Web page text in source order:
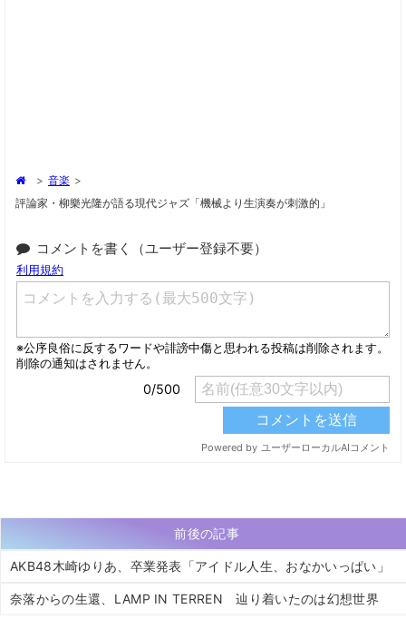
> 音楽 >
評論家・柳樂光隆が語る現代ジャズ「機械より生演奏が刺激的」
コメントを書く（ユーザー登録不要）
前後の記事
AKB48木崎ゆりあ、卒業発表「アイドル人生、おなかいっぱい」
奈落からの生還、LAMP IN TERREN 辿り着いたのは幻想世界